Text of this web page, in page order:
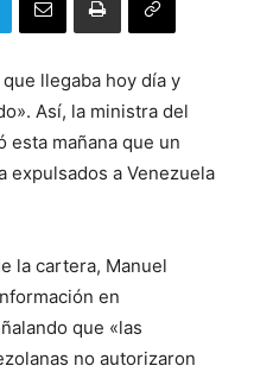
llegaba hoy día y
Así, la ministra del
esta mañana que un
expulsados a Venezuela
la cartera, Manuel
en
que «las
no autorizaron